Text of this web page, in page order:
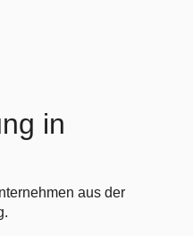
in
aus der